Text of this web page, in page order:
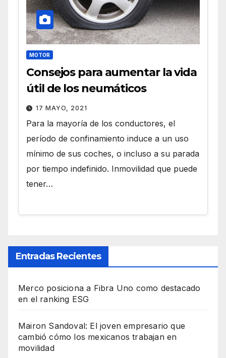
MOTOR
Consejos para aumentar la vida
útil de los neumáticos
17 MAYO, 2021
Para la mayoría de los conductores, el
período de confinamiento induce a un uso
mínimo de sus coches, o incluso a su parada
por tiempo indefinido. Inmovilidad que puede
tener…
Entradas Recientes
Merco posiciona a Fibra Uno como destacado
en el ranking ESG
Mairon Sandoval: El joven empresario que
cambió cómo los mexicanos trabajan en
movilidad